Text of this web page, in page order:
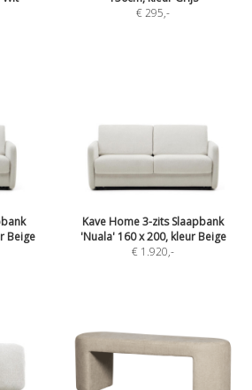
€ 295,-
Beige
Kave Home 3-zits Slaapbank
'Nuala' 160 x 200, kleur Beige
€ 1.920,-